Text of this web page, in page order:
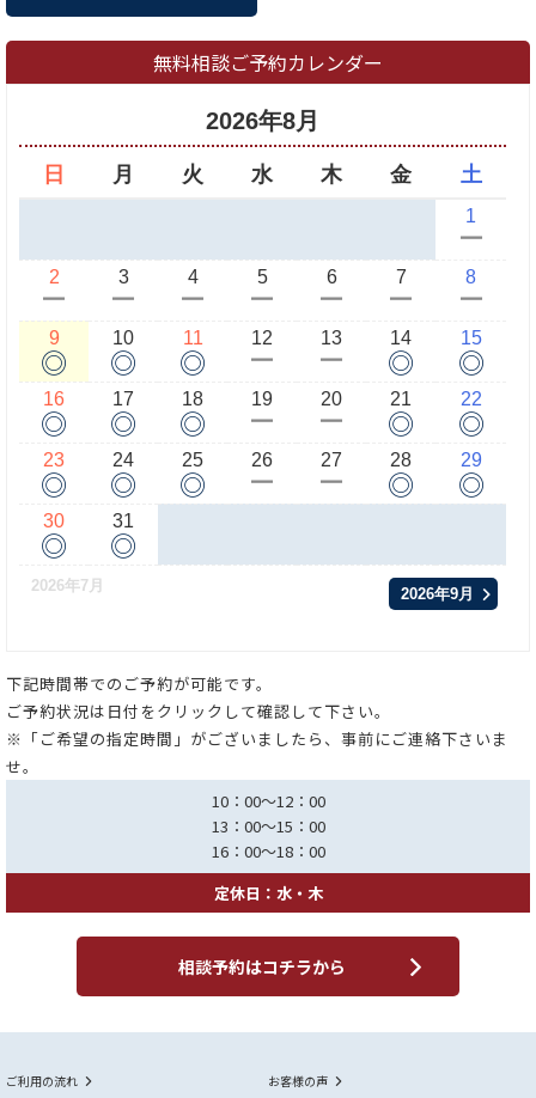
無料相談ご予約カレンダー
2026年8月
日 月 火 水 木 金 土
1
ー
2
ー
3
ー
4
ー
5
ー
6
ー
7
ー
8
ー
9
◎
10
◎
11
◎
12
ー
13
ー
14
◎
15
◎
16
◎
17
◎
18
◎
19
ー
20
ー
21
◎
22
◎
23
◎
24
◎
25
◎
26
ー
27
ー
28
◎
29
◎
30
◎
31
◎
2026年7月 2026年9月
下記時間帯でのご予約が可能です。
ご予約状況は日付をクリックして確認して下さい。
※「ご希望の指定時間」がございましたら、事前にご連絡下さいま
せ。
10：00～12：00
13：00～15：00
16：00～18：00
定休日：水・木
相談予約はコチラから
ご利用の流れ お客様の声